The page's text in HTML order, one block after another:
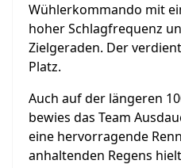
Wühlerkommando mit
hoherSchlagfrequenz
Zielgeraden. Der
Platz.
Auch auf der längeren
bewies das Team
eine hervorragende
anhaltenden Regens